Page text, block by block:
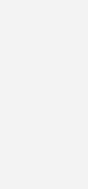
Bioenergie
Änderungen des